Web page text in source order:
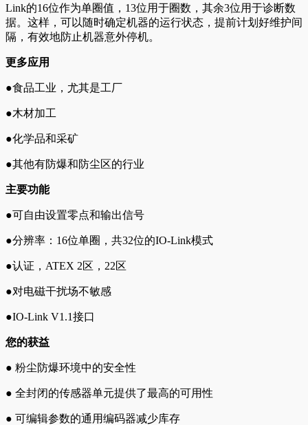
Link的16位作为单圈值，13位用于圈数，其余3位用于诊断数
据。这样，可以随时确定机器的运行状态，提前计划好维护间
隔，有效地防止机器意外停机。
更多应用
●食品工业，尤其是工厂
●木材加工
●化学品和采矿
●其他有防爆和防尘区的行业
主要功能
●可自由设置零点和输出信号
●分辨率：16位单圈，共32位的IO-Link模式
●认证，ATEX 2区，22区
●对电磁干扰场不敏感
●IO-Link V1.1接口
您的获益
● 粉尘防爆环境中的安全性
● 全封闭的传感器单元提供了最高的可用性
● 可编辑参数的通用编码器减少库存